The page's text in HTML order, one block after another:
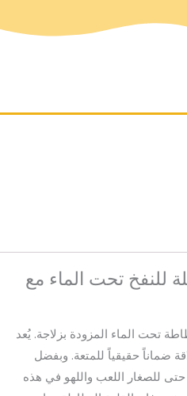
للنفخ تحت الماء مع
تحت الماء المزودة بزلاجة. يُعد
ضماناً حقيقياً للمتعة. وبفضل
حتى للصغار اللعب واللهو في هذه